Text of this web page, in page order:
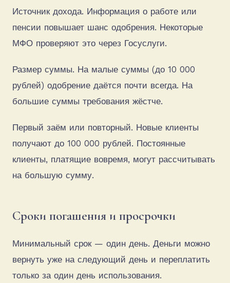
Источник дохода. Информация о работе или
пенсии повышает шанс одобрения. Некоторые
МФО проверяют это через Госуслуги.
Размер суммы. На малые суммы (до 10 000
рублей) одобрение даётся почти всегда. На
большие суммы требования жёстче.
Первый заём или повторный. Новые клиенты
получают до 100 000 рублей. Постоянные
клиенты, платящие вовремя, могут рассчитывать
на большую сумму.
Сроки погашения и просрочки
Минимальный срок — один день. Деньги можно
вернуть уже на следующий день и переплатить
только за один день использования.